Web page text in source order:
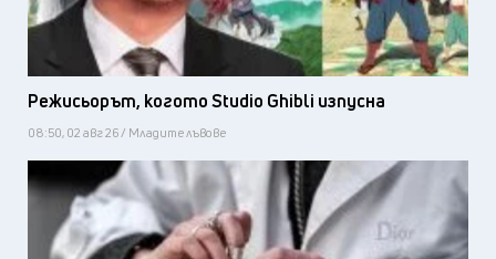
Режисьорът, когото Studio Ghibli изпусна
08:50, 02 авг 26 / Младите лъвове